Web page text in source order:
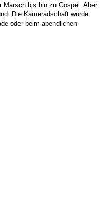
Marsch bis hin zu Gospel. Aber
Die Kameradschaft wurde
oder beim abendlichen